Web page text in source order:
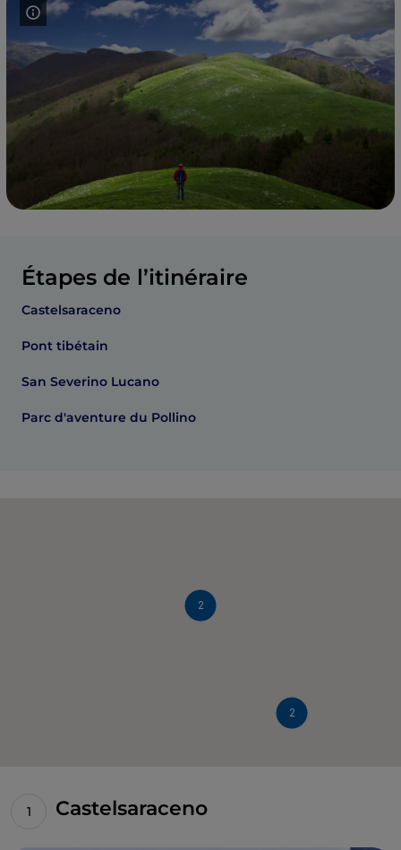
Étapes de l’itinéraire
Castelsaraceno
Pont tibétain
San Severino Lucano
Parc d'aventure du Pollino
2
2
Castelsaraceno